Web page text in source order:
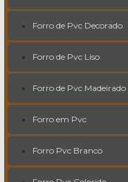
Forro de Pvc Decorado
Forro de Pvc Liso
Forro de Pvc Madeirado
Forro em Pvc
Forro Pvc Branco